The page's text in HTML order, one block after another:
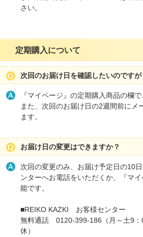
さい。
定期購入について
次回のお届け日を確認したいのですが
『マイページ』の定期購入商品の欄
また、次回のお届け日の2週間前にメ
ます。
お届け日の変更はできますか？
次回の変更のみ、お届け予定日の10
ンターへお電話をいただくか、『マ
能です。
■REIKO KAZKI お客様センター
無料通話 0120-399-186（月～土9
休）